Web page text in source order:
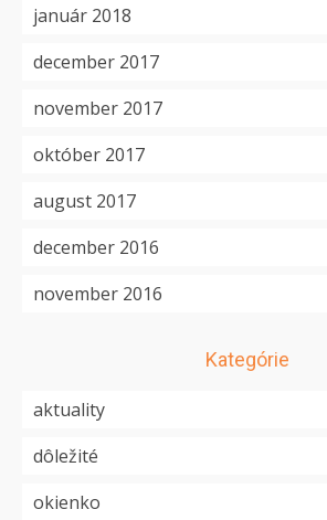
január 2018
december 2017
november 2017
október 2017
august 2017
december 2016
november 2016
Kategórie
aktuality
dôležité
okienko